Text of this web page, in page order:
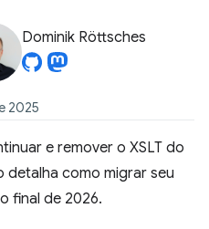
Dominik Röttsches
2025
e remover o XSLT do
detalha como migrar seu
final de 2026.